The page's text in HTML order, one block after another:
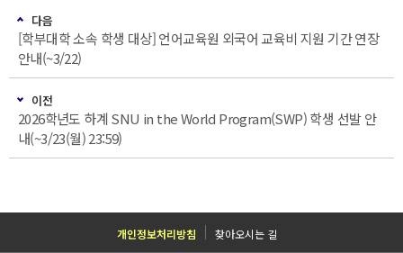
다음
[학부대학 소속 학생 대상] 언어교육원 외국어 교육비 지원 기간 연장
안내(~3/22)
이전
2026학년도 하계 SNU in the World Program(SWP) 학생 선발 안
내(~3/23(월) 23:59)
개인정보처리방침 찾아오시는 길